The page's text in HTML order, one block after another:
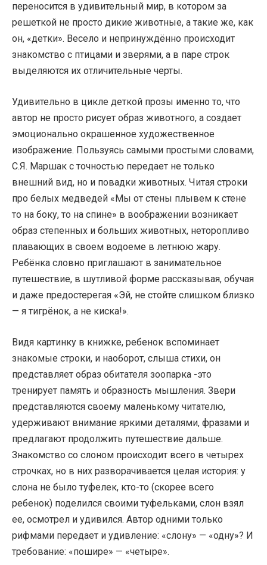
переносится в удивительный мир, в котором за
решеткой не просто дикие животные, а такие же, как
он, «детки». Весело и непринуждённо происходит
знакомство с птицами и зверями, а в паре строк
выделяются их отличительные черты.
Удивительно в цикле деткой прозы именно то, что
автор не просто рисует образ животного, а создает
эмоционально окрашенное художественное
изображение. Пользуясь самыми простыми словами,
С.Я. Маршак с точностью передает не только
внешний вид, но и повадки животных. Читая строки
про белых медведей «Мы от стены плывем к стене
то на боку, то на спине» в воображении возникает
образ степенных и больших животных, неторопливо
плавающих в своем водоеме в летнюю жару.
Ребёнка словно приглашают в занимательное
путешествие, в шутливой форме рассказывая, обучая
и даже предостерегая «Эй, не стойте слишком близко
— я тигрёнок, а не киска!».
Видя картинку в книжке, ребенок вспоминает
знакомые строки, и наоборот, слыша стихи, он
представляет образ обитателя зоопарка -это
тренирует память и образность мышления. Звери
представляются своему маленькому читателю,
удерживают внимание яркими деталями, фразами и
предлагают продолжить путешествие дальше.
Знакомство со слоном происходит всего в четырех
строчках, но в них разворачивается целая история: у
слона не было туфелек, кто-то (скорее всего
ребенок) поделился своими туфельками, слон взял
ее, осмотрел и удивился. Автор одними только
рифмами передает и удивление: «слону» — «одну»? И
требование: «пошире» — «четыре».